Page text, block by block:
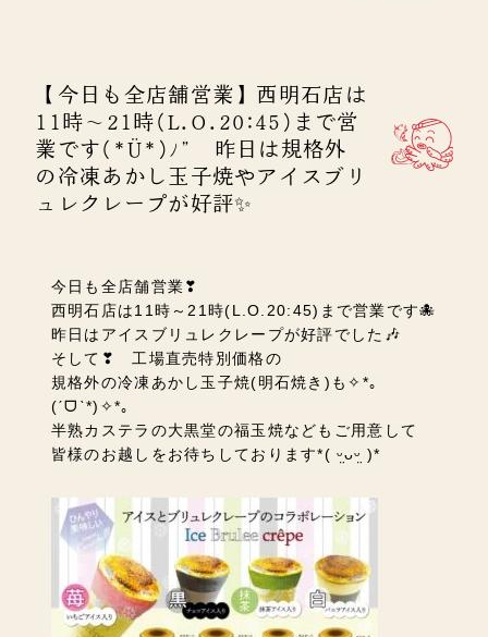
【今日も全店舗営業】西明石店は
11時～21時(L.O.20:45)まで営
業です(*Ü*)ﾉ” 昨日は規格外
の冷凍あかし玉子焼やアイスブリ
ュレクレープが好評✨
今日も全店舗営業❣
西明石店は11時～21時(L.O.20:45)まで営業です🐙
昨日はアイスブリュレクレープが好評でした🎶
そして❣ 工場直売特別価格の
規格外の冷凍あかし玉子焼(明石焼き)も✧*｡
(ˊᗜˋ*)✧*｡
半熟カステラの大黒堂の福玉焼などもご用意して
皆様のお越しをお待ちしております*( ᵕ̤ᴗᵕ̤ )*